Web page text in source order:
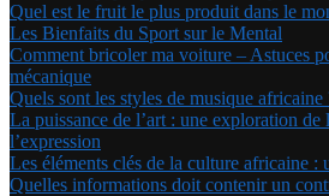
Quel est le fruit le plus produit dans le
Les Bienfaits du Sport sur le Mental
Comment bricoler ma voiture – Astuces
mécanique
Quels sont les styles de musique africaine
La puissance de l’art : une exploration de
l’expression
Les éléments clés de la culture africaine :
Quelles informations doit contenir un